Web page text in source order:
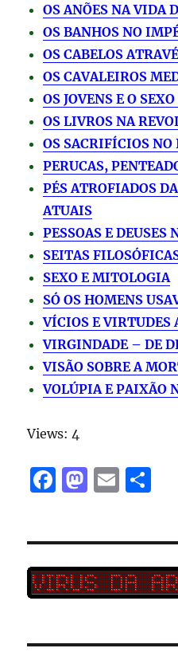
OS ANÕES NA VIDA
OS BANHOS NO
OS CABELOS
OS CAVALEIROS
OS JOVENS E O
OS LIVROS NA
OS SACRIFÍCIOS
PERUCAS,
PÉS ATROFIADOS
ATUAIS
PESSOAS E
SEITAS
SEXO E MITOLOGIA
SÓ OS HOMENS
VÍCIOS E VIRTUDES
VIRGINDADE – DE
VISÃO SOBRE A
VOLÚPIA E PAIXÃO
Views: 4
F
b
o
M
d
o
E